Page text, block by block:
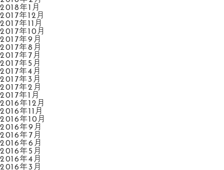
2018年1月
2017年12月
2017年11月
2017年10月
2017年9月
2017年8月
2017年7月
2017年5月
2017年4月
2017年3月
2017年2月
2017年1月
2016年12月
2016年11月
2016年10月
2016年9月
2016年7月
2016年6月
2016年5月
2016年4月
2016年3月